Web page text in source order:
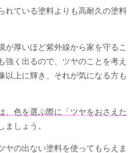
れている塗料よりも高耐久の塗料
が厚いほど紫外線から家を守るこ
強く出るので、ツヤのことを考え
以上に輝き、それが気になる方も
、色を選ぶ際に「ツヤをおさえた
ましょう。
ヤの出ない塗料を使ってもらえま